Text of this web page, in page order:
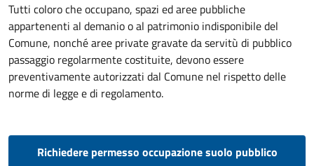
Tutti coloro che occupano, spazi ed aree pubbliche
appartenenti al demanio o al patrimonio indisponibile del
Comune, nonché aree private gravate da servitù di pubblico
passaggio regolarmente costituite, devono essere
preventivamente autorizzati dal Comune nel rispetto delle
norme di legge e di regolamento.
Richiedere permesso occupazione suolo pubblico